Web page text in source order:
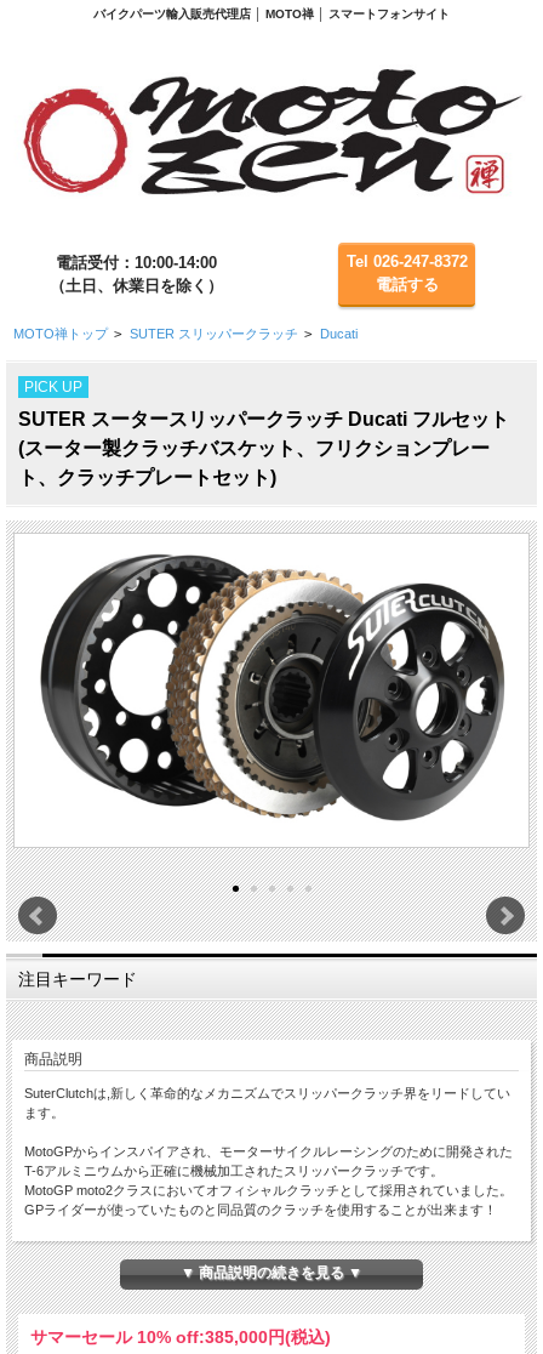
バイクパーツ輸入販売代理店 │ MOTO禅 │ スマートフォンサイト
電話受付：10:00-14:00
（土日、休業日を除く）
Tel 026-247-8372
電話する
MOTO禅トップ > SUTER スリッパークラッチ > Ducati
PICK UP
SUTER スータースリッパークラッチ Ducati フルセット
(スーター製クラッチバスケット、フリクションプレー
ト、クラッチプレートセット)
注目キーワード
商品説明
SuterClutchは,新しく革命的なメカニズムでスリッパークラッチ界をリードしてい
ます。
MotoGPからインスパイアされ、モーターサイクルレーシングのために開発された
T-6アルミニウムから正確に機械加工されたスリッパークラッチです。
MotoGP moto2クラスにおいてオフィシャルクラッチとして採用されていました。
GPライダーが使っていたものと同品質のクラッチを使用することが出来ます！
SuterClutchスリッパークラッチは、ブレーキなどによって必要以上に後輪が跳ね
ると作動します。
幅広い挙動範囲で滑らかさとダイレクトなレスポンスを併せ持ち、容易なコントロ
ールを可能にします。
結果ライディングは滑らかになり、安定もすることで速いラップタイムを可能にし
ます。
▼ 商品説明の続きを見る ▼
サマーセール 10% off:385,000円(税込)